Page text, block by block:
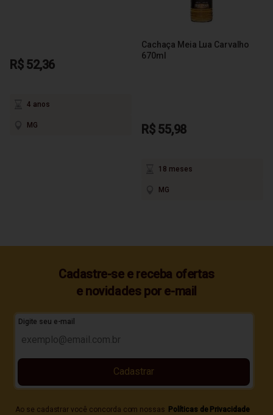
R$ 52,36
4 anos
MG
Cachaça Meia Lua Carvalho
670ml
R$ 55,98
18 meses
MG
Cadastre-se e receba ofertas
e novidades por e-mail
Digite seu e-mail
Ao se cadastrar você concorda com nossas Políticas de Privacidade
Cadastrar